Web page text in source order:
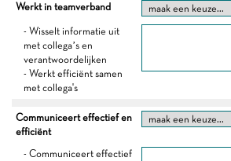
Werkt in teamverband
- Wisselt informatie uit
met collega’s en
verantwoordelijken
- Werkt efficiënt samen
met collega's
Communiceert effectief en
efficiënt
- Communiceert effectief